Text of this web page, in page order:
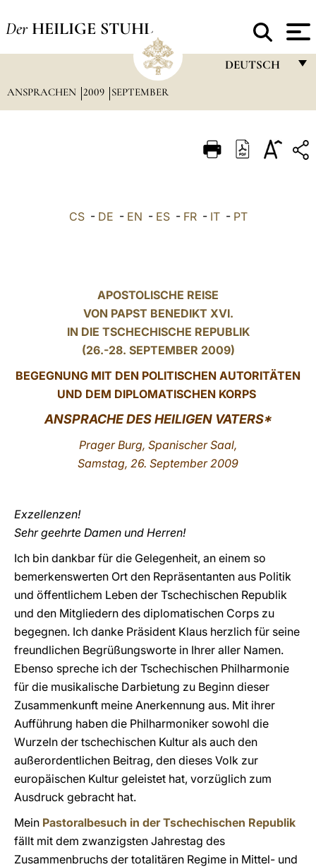
Der HEILIGE STUHL
DEUTSCH
ITALIANO
中文
LATINE
ANSPRACHEN 2009 SEPTEMBER
CS- DE - EN - ES- FR- IT- PT
APOSTOLISCHE REISE
VON PAPST BENEDIKT XVI.
IN DIE TSCHECHISCHE REPUBLIK
(26.-28. SEPTEMBER 2009)
BEGEGNUNG MIT DEN POLITISCHEN AUTORITÄTEN
UND DEM DIPLOMATISCHEN KORPS
ANSPRACHEDES HEILIGEN VATERS*
Prager Burg, Spanischer Saal,
Samstag, 26. September 2009
Exzellenzen!
Sehr geehrte Damen und Herren!
Ich bin dankbar für die Gelegenheit, an einem so
bemerkenswerten Ort den Repräsentanten aus Politik
und öffentlichem Leben der Tschechischen Republik
und den Mitgliedern des diplomatischen Corps zu
begegnen. Ich danke Präsident Klaus herzlich für seine
freundlichen Begrüßungsworte in Ihrer aller Namen.
Ebenso spreche ich der Tschechischen Philharmonie
für die musikalische Darbietung zu Beginn dieser
Zusammenkunft meine Anerkennung aus. Mit ihrer
Aufführung haben die Philharmoniker sowohl die
Wurzeln der tschechischen Kultur als auch den
außerordentlichen Beitrag, den dieses Volk zur
europäischen Kultur geleistet hat, vorzüglich zum
Ausdruck gebracht hat.
Mein Pastoralbesuch in der Tschechischen Republik
fällt mit dem zwanzigsten Jahrestag des
Zusammenbruchs der totalitären Regime in Mittel- und